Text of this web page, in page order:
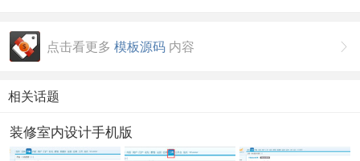

点击看更多 模板源码 内容
相关话题
装修室内设计手机版